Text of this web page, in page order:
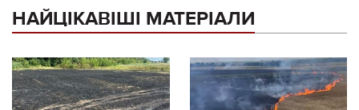
НАЙЦІКАВІШІ МАТЕРІАЛИ